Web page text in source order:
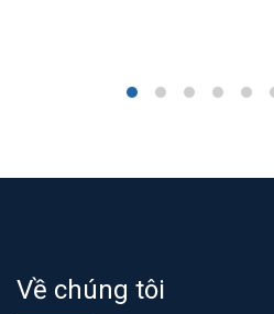
Về chúng tôi